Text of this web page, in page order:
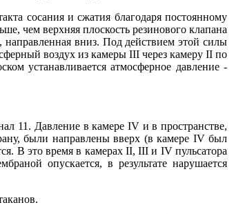
сосания и сжатия благодаря постоянному
чем верхняя плоскость резинового клапана
вниз. Под действием этой силы
воздух из камеры III через камеру II по
устанавливается атмосферное давление -
11. Давление в камере IV и в пространстве,
были направлены вверх (в камере IV был
В это время в камерах II, III и IV пульсатора
опускается, в результате нарушается